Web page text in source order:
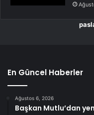
En Güncel Haberler
Ağustos 6, 2026
Başkan Mutlu’dan